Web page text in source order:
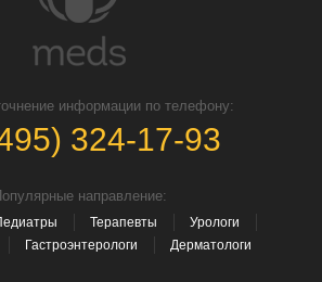
информации по телефону:
324-17-93
направление:
Терапевты
Урологи
Гастроэнтерологи Дерматологи